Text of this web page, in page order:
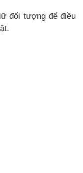
đối tượng để điều